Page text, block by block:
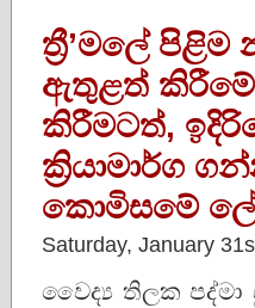
ත්‍රී’මලේ
ඇතුළත්
කිරීමටත්,
ක්‍රියාමාර්ග
කොමිසමේ
Saturday, January
වෛද්‍ය තිලක පද්මා